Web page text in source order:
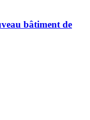
bâtiment de